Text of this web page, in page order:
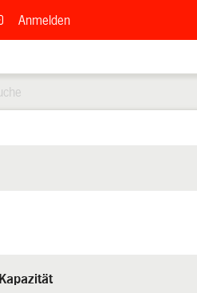
Anmelden
Kapazität